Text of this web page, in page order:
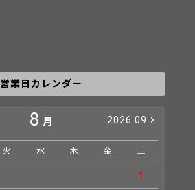
営業日カレンダー
8 月 2026.09
火 水 木 金 土
1